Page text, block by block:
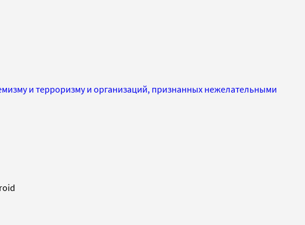
и терроризму и организаций, признанных нежелательными